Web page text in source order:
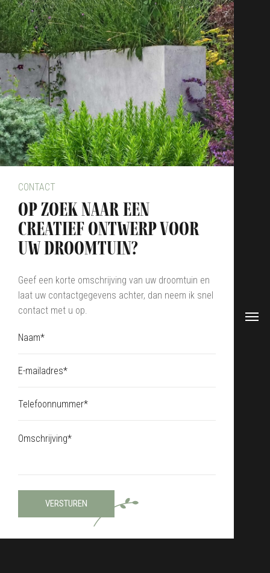
CONTACT
op zoek naar een
creatief ontwerp voor
uw droomtuin?
Geef een korte omschrijving van uw droomtuin en
laat uw contactgegevens achter, dan neem ik snel
contact met u op.
VERSTUREN